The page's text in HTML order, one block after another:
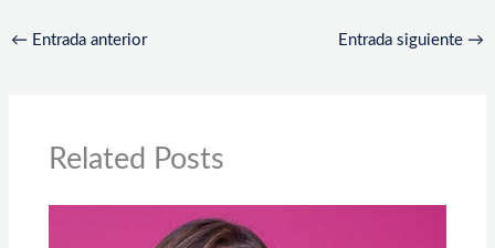
← Entrada anterior Entrada siguiente →
Related Posts